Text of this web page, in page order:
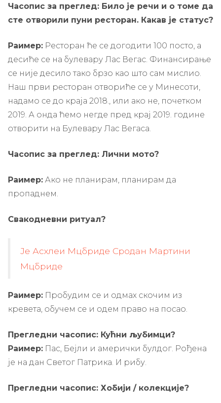
Часопис за преглед: Било је речи и о томе да
сте отворили пуни ресторан. Какав је статус?
Раимер: Ресторан ће се догодити 100 посто, а
десиће се на булевару Лас Вегас. Финансирање
се није десило тако брзо као што сам мислио.
Наш први ресторан отвориће се у Минесоти,
надамо се до краја 2018., или ако не, почетком
2019. А онда ћемо негде пред крај 2019. године
отворити на Булевару Лас Вегаса.
Часопис за преглед: Лични мото?
Раимер: Ако не планирам, планирам да
пропаднем.
Свакодневни ритуал?
Је Асхлеи Мцбриде Сродан Мартини
Мцбриде
Раимер: Пробудим се и одмах скочим из
кревета, обучем се и одем право на посао.
Прегледни часопис: Кућни љубимци?
Раимер: Пас, Бејли и амерички булдог. Рођена
је на дан Светог Патрика. И рибу.
Прегледни часопис: Хобији / колекције?